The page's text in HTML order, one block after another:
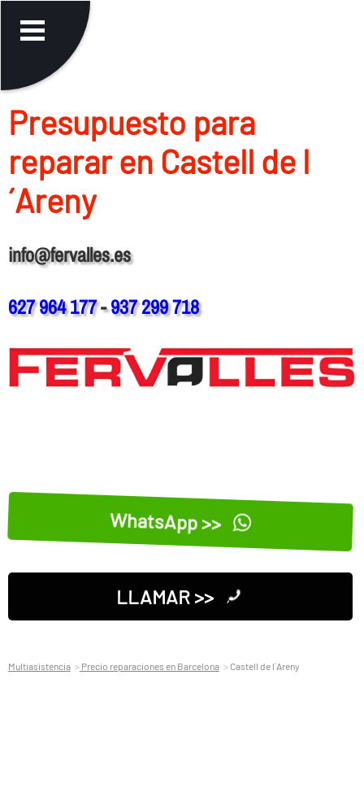
Presupuesto para
reparar en Castell de l
´Areny
info@fervalles.es
627 964 177-937 299 718
WhatsApp >>
LLAMAR >>
Multiasistencia Precio reparaciones en Barcelona Castell de l´Areny